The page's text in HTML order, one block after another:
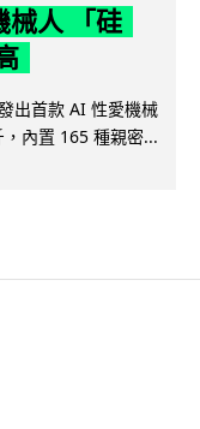
械人 「硅
出首款 AI 性愛機械
內置 165 種親密...